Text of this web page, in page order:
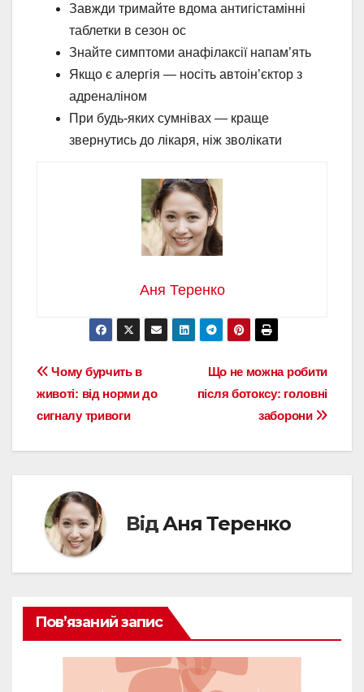
Завжди тримайте вдома антигістамінні
таблетки в сезон ос
Знайте симптоми анафілаксії напам’ять
Якщо є алергія — носіть автоін’єктор з
адреналіном
При будь-яких сумнівах — краще
звернутись до лікаря, ніж зволікати
Аня Теренко
Навігація
записів
Що не можна робити
після ботоксу: головні
заборони
Чому бурчить в
животі: від норми до
сигналу тривоги
ВідАня Теренко
Пов’язаний запис